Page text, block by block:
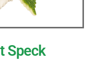
Speck